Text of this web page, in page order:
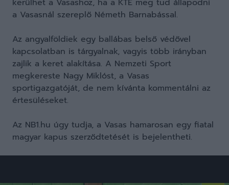
kerülhet a Vasashoz, ha a KTE meg tud állapodni
a Vasasnál szereplő Németh Barnabással.
Az angyalföldiek egy ballábas belső védővel
kapcsolatban is tárgyalnak, vagyis több irányban
zajlik a keret alakítása. A Nemzeti Sport
megkereste Nagy Miklóst, a Vasas
sportigazgatóját, de nem kívánta kommentálni az
értesüléseket.
Az NB1.hu úgy tudja, a Vasas hamarosan egy fiatal
magyar kapus szerződtetését is bejelentheti.